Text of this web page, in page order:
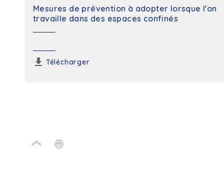
Mesures de prévention à adopter lorsque l'on
travaille dans des espaces confinés
Télécharger